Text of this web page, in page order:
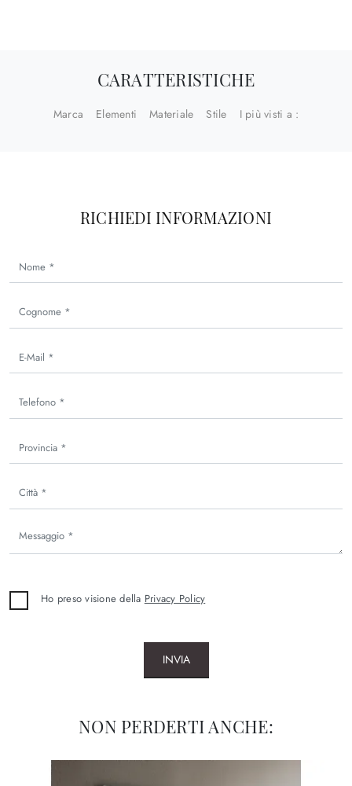
CARATTERISTICHE
Marca Elementi Materiale Stile I più visti a :
RICHIEDI INFORMAZIONI
Ho preso visione della Privacy Policy
INVIA
NON PERDERTI ANCHE: